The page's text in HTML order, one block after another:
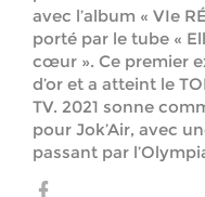
avec l’album « VIe
porté par le tube «
cœur ». Ce premier
d’or et a atteint le
TV. 2021 sonne
pour Jok’Air, avec
passant par